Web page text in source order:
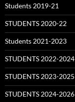
Students 2019-21
STUDENTS 2020-22
Students 2021-2023
STUDENTS 2022-2024
STUDENTS 2023-2025
STUDENTS 2024-2026